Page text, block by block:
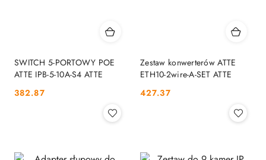
SWITCH 5-PORTOWY POE
ATTE IPB-5-10A-S4 ATTE
Cena:
382.87
Zestaw konwerterów ATTE
ETH10-2wire-A-SET ATTE
Cena:
427.37